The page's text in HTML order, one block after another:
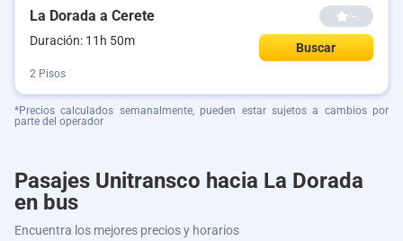
La Dorada a Cerete
Duración: 11h 50m
--
Buscar
2 Pisos
*Precios calculados semanalmente, pueden estar sujetos a cambios por
parte del operador
Pasajes Unitransco hacia La Dorada
en bus
Encuentra los mejores precios y horarios